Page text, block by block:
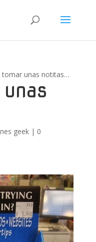
tomar unas notitas…
geek| 0